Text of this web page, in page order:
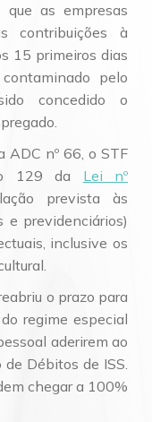
as empresas
contribuições à
15 primeiros dias
pelo
concedido o
ADC nº 66, o STF
129 da Lei nº
prevista às
e previdenciários)
inclusive os
o prazo para
regime especial
aderirem ao
de Débitos de ISS.
chegar a 100%